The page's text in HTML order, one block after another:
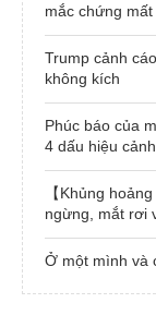
mắc chứng mất
Trump cảnh
không kích
Phúc báo của
4 dấu hiệu
【Khủng
ngừng, mắt rơi
Ở một mình và